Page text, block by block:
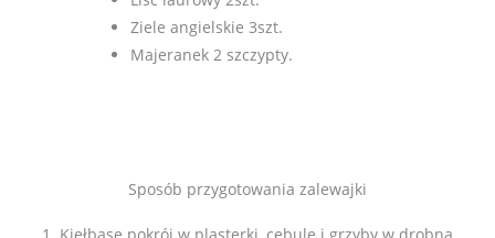
Ziele angielskie 3szt.
Majeranek 2 szczypty.
Sposób przygotowania zalewajki